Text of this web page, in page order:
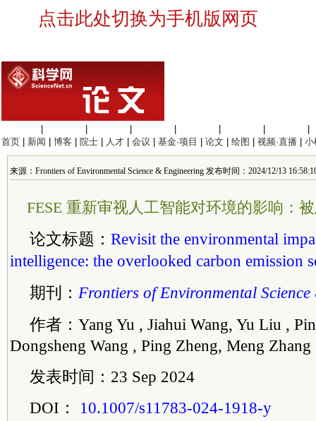
点击此处切换为手机版网页
首页
新闻 博客 院士 人才 会议 基金·项目 论文 绘图 视频·直播 小
来源：Frontiers of Environmental Science & Engineering 发布时间：2024/12/13
FESE 重新审视人工智能对环境的影响：
论文标题： Revisit the environmental
intelligence: the overlooked carbon emission
期刊： Frontiers of Environmental
作者：Yang Yu , Jiahui Wang, Yu Liu ,
Dongsheng Wang , Ping Zheng, Meng Zhang
发表时间：23 Sep 2024
DOI： 10.1007/s11783-024-1918-y